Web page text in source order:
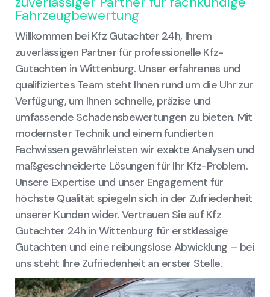
Fahrzeugbewertung
Willkommen bei Kfz Gutachter 24h, Ihrem
zuverlässigen Partner für professionelle Kfz-
Gutachten in Wittenburg. Unser erfahrenes und
qualifiziertes Team steht Ihnen rund um die Uhr zur
Verfügung, um Ihnen schnelle, präzise und
umfassende Schadensbewertungen zu bieten. Mit
modernster Technik und einem fundierten
Fachwissen gewährleisten wir exakte Analysen und
maßgeschneiderte Lösungen für Ihr Kfz-Problem.
Unsere Expertise und unser Engagement für
höchste Qualität spiegeln sich in der Zufriedenheit
unserer Kunden wider. Vertrauen Sie auf Kfz
Gutachter 24h in Wittenburg für erstklassige
Gutachten und eine reibungslose Abwicklung – bei
uns steht Ihre Zufriedenheit an erster Stelle.